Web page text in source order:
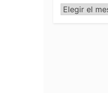
Archivo